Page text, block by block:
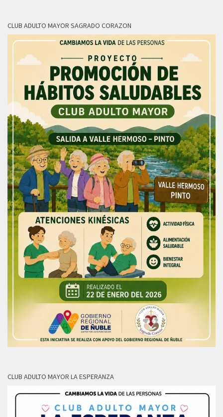
CLUB ADULTO MAYOR SAGRADO CORAZON
CLUB ADULTO MAYOR LA ESPERANZA